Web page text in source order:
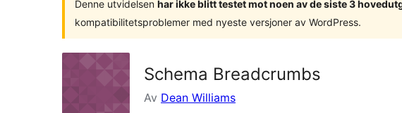
Denne utvidelsen har ikke blitt testet mot noen av de siste 3
kompatibilitetsproblemer med nyeste versjoner av WordPress.
Schema Breadcrumbs
Av Dean Williams